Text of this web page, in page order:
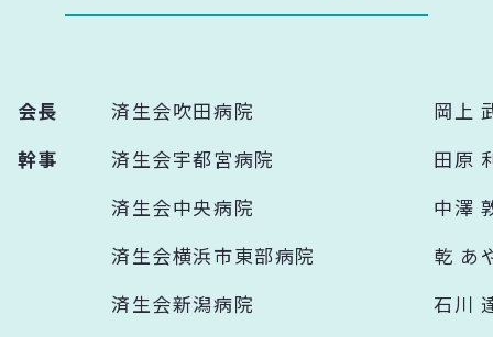
会長 済生会吹田病院
岡上
幹事
済生会宇都宮病院
田原
済生会中央病院
中澤
済生会横浜市東部病院
乾 あ
済生会新潟病院
石川